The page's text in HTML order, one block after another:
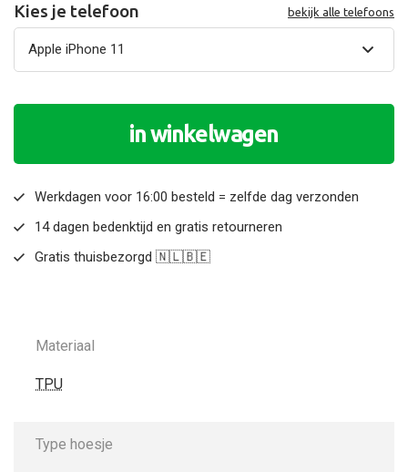
Kies je telefoon bekijk alle telefoons
in winkelwagen
Werkdagen voor 16:00 besteld = zelfde dag verzonden
14 dagen bedenktijd en gratis retourneren
Gratis thuisbezorgd 🇳🇱🇧🇪
Materiaal
TPU
Type hoesje